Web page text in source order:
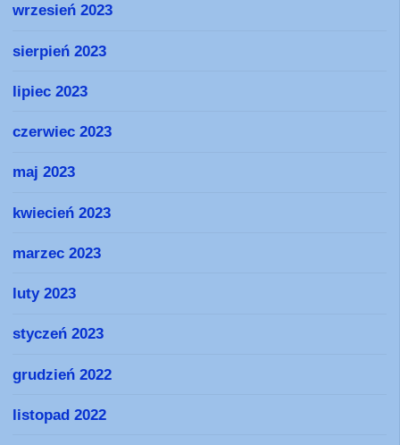
wrzesień 2023
sierpień 2023
lipiec 2023
czerwiec 2023
maj 2023
kwiecień 2023
marzec 2023
luty 2023
styczeń 2023
grudzień 2022
listopad 2022